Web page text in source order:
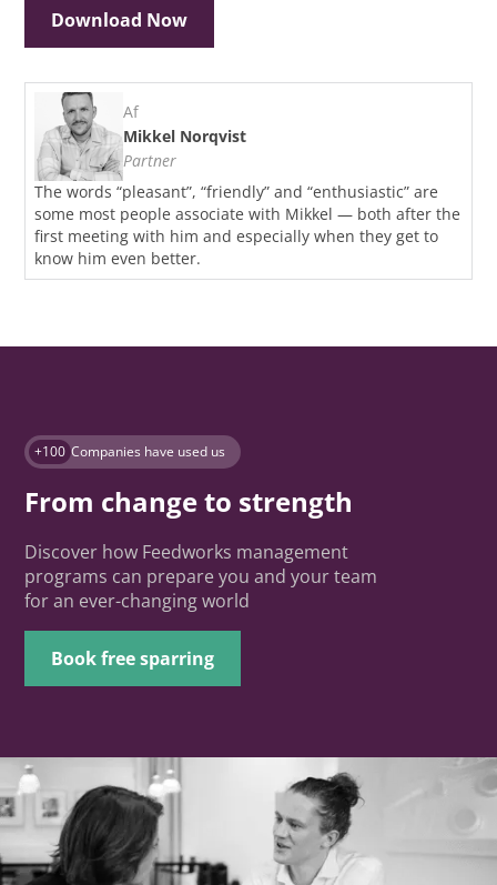
Af
Mikkel Norqvist
Partner
The words “pleasant”, “friendly” and “enthusiastic” are
some most people associate with Mikkel — both after the
first meeting with him and especially when they get to
know him even better.
+100 Companies have used us
From change to strength
Discover how Feedworks management
programs can prepare you and your team
for an ever-changing world
Book free sparring